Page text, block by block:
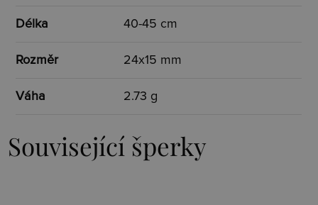
Délka 40-45 cm
Rozměr 24x15 mm
Váha 2.73 g
Související šperky